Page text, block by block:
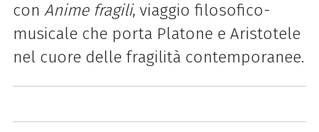
con Anime fragili, viaggio filosofico-
musicale che porta Platone e Aristotele
nel cuore delle fragilità contemporanee.